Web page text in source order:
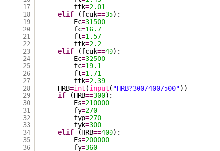
17
18
19
20
21
22
23
24
25
26
27
28
29
30
31
32
33
34
35
36
ftk=2.01
elif
(fcuk==35):
Ec=31500
fc=16.7
ft=1.57
ftk=2.2
elif
(fcuk==40):
Ec=32500
fc=19.1
ft=1.71
ftk=2.39
HRB=int (input ( "HRB?300/400/500"))
if
(HRB==300):
Es=210000
fy=270
fyp=270
fyk=300
elif
(HRB==400):
Es=200000
fy=360